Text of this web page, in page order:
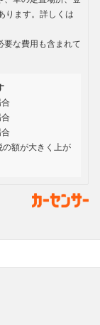
ります。詳しくは
要な費用も含まれて
の額が大きく上が